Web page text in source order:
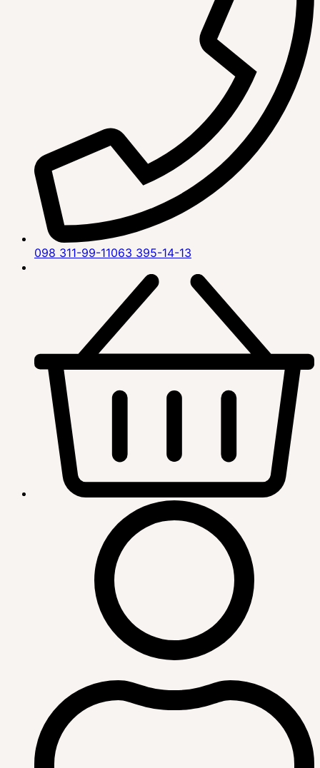
098 311-99-11063 395-14-13